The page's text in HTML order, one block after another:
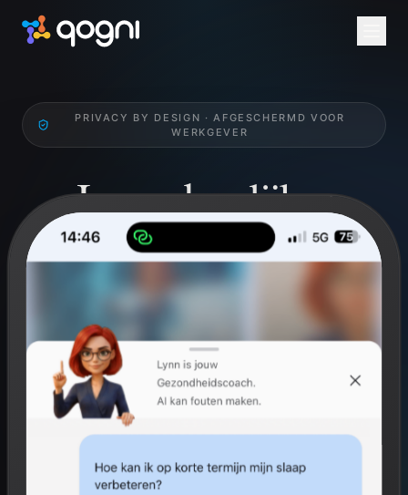
PRIVACY BY DESIGN · AFGESCHERMD VOOR
WERKGEVER
Jouw dagelijkse
Health Check.
Werk gericht aan je qognitieve en fysieke welzijn.
Breinperformance, mindfulness en challenges. Privé
voor jou, niet inzichtelijk voor werkgever.
Gratis voor ieder individu. Via werkgever altijd via arbodienst
Anneke.
Start gratis